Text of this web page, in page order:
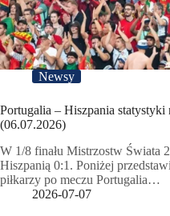
Newsy
Portugalia – Hiszpania
(06.07.2026)
W 1/8 finału Mistrzostw Świata
Hiszpanią 0:1. Poniżej
piłkarzy po meczu Portugalia…
2026-07-07